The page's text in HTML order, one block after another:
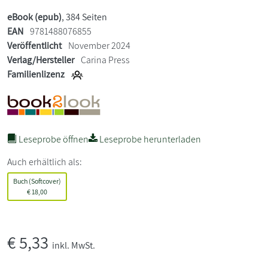
eBook (epub), 384 Seiten
EAN 9781488076855
Veröffentlicht November 2024
Verlag/Hersteller Carina Press
Familienlizenz
Leseprobe öffnen
Leseprobe herunterladen
Auch erhältlich als:
Buch (Softcover)
€ 18,00
€5,33 inkl. MwSt.